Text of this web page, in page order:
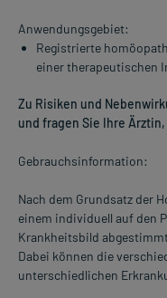
Anwendungsgebiet:
Registrierte
einer therapeutischen
Zu Risiken und
und fragen Sie Ihre
Gebrauchsinformation:
Nach dem Grundsatz der
einem individuell auf den
Krankheitsbild
Dabei können die
unterschiedlichen